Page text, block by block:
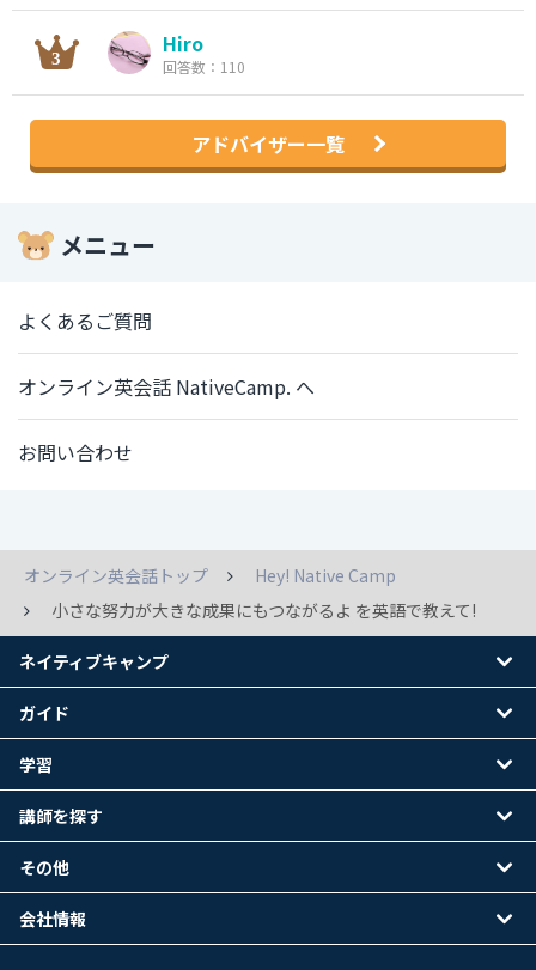
Hiro
回答数：110
アドバイザー一覧
メニュー
よくあるご質問
オンライン英会話 NativeCamp. へ
お問い合わせ
オンライン英会話トップ
Hey! Native Camp
小さな努力が大きな成果にもつながるよ を英語で教えて!
ネイティブキャンプ
ガイド
学習
講師を探す
その他
会社情報